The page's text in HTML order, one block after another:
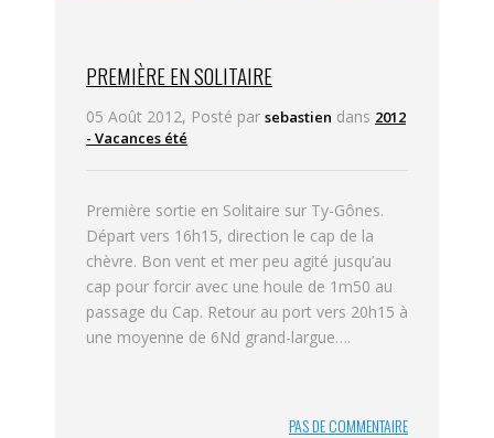
PREMIÈRE EN SOLITAIRE
05 Août 2012, Posté par sebastien dans 2012
- Vacances été
Première sortie en Solitaire sur Ty-Gônes.
Départ vers 16h15, direction le cap de la
chèvre. Bon vent et mer peu agité jusqu’au
cap pour forcir avec une houle de 1m50 au
passage du Cap. Retour au port vers 20h15 à
une moyenne de 6Nd grand-largue….
PAS DE COMMENTAIRE